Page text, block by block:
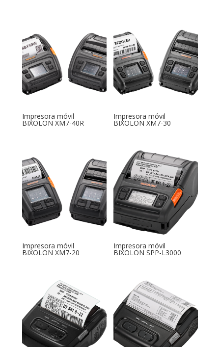
Impresora móvil
BIXOLON XM7-40R
Impresora móvil
BIXOLON XM7-30
Impresora móvil
BIXOLON XM7-20
Impresora móvil
BIXOLON SPP-L3000